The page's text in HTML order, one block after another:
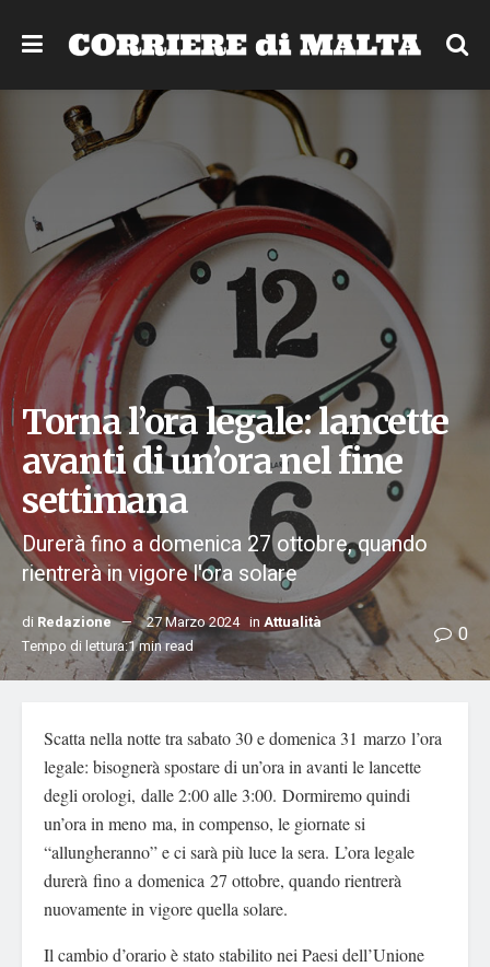
Torna l’ora legale: lancette
avanti di un’ora nel fine
settimana
Durerà fino a domenica 27 ottobre, quando
rientrerà in vigore l'ora solare
di Redazione 27 Marzo 2024 in Attualità
Tempo di lettura:1 min read
0
Scatta nella notte tra sabato 30 e domenica 31 marzo l’ora
legale: bisognerà spostare di un’ora in avanti le lancette
degli orologi, dalle 2:00 alle 3:00. Dormiremo quindi
un’ora in meno ma, in compenso, le giornate si
“allungheranno” e ci sarà più luce la sera. L’ora legale
durerà fino a domenica 27 ottobre, quando rientrerà
nuovamente in vigore quella solare.
Il cambio d’orario è stato stabilito nei Paesi dell’Unione